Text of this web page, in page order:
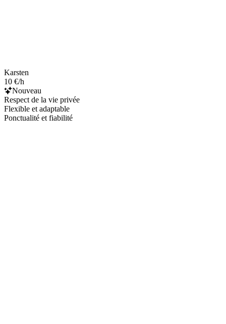
Karsten
10 €/h
Nouveau
Respect de la vie privée
Flexible et adaptable
Ponctualité et fiabilité